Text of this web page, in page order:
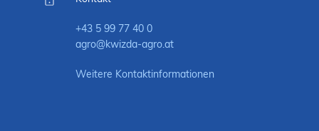
+43 5 99 77 40 0
agro@kwizda-agro.at
Weitere Kontaktinformationen